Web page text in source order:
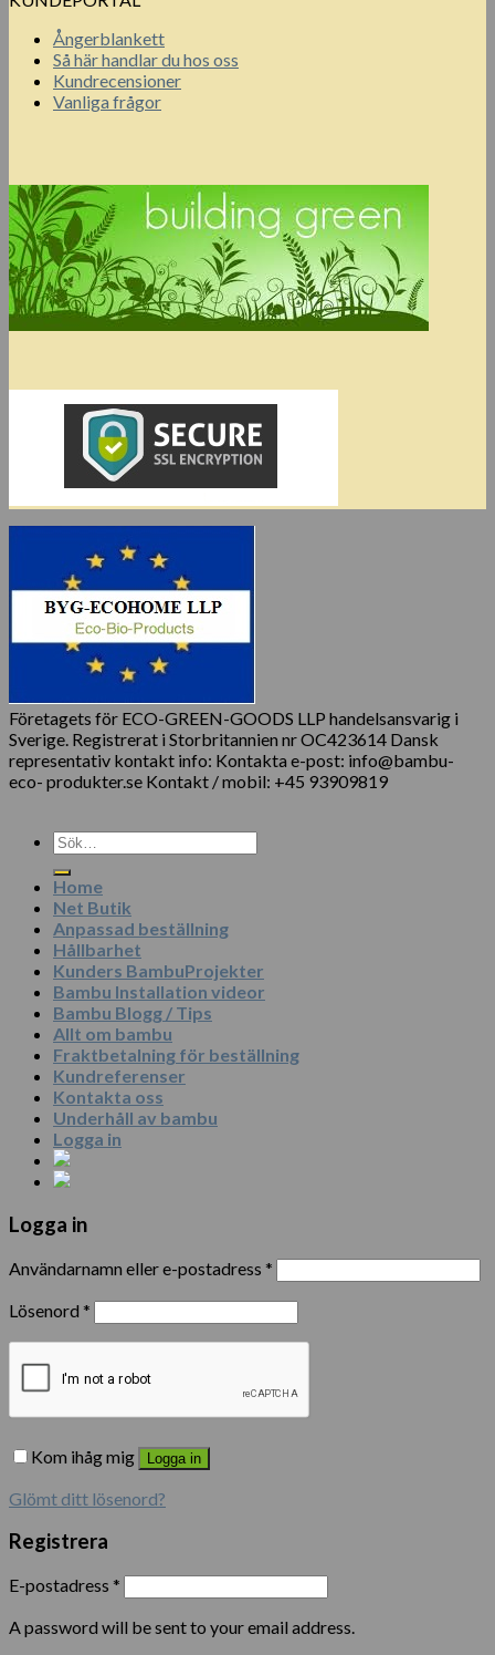
Ångerblankett
Så här handlar du hos oss
Kundrecensioner
Vanliga frågor
Företagets för ECO-GREEN-GOODS LLP handelsansvarig i
Sverige. Registrerat i Storbritannien nr OC423614 Dansk
representativ kontakt info: Kontakta e-post: info@bambu-
eco- produkter.se Kontakt / mobil: +45 93909819
Sök
efter:
Home
Net Butik
Anpassad beställning
Hållbarhet
Kunders BambuProjekter
Bambu Installation videor
Bambu Blogg / Tips
Allt om bambu
Fraktbetalning för beställning
Kundreferenser
Kontakta oss
Underhåll av bambu
Logga in
Logga in
Användarnamn eller e-postadress *
Lösenord *
Kom ihåg mig Logga in
Glömt ditt lösenord?
Registrera
E-postadress *
A password will be sent to your email address.